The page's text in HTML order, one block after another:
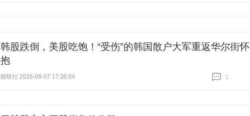
韩股跌倒，美股吃饱！“受伤”的韩国散户大军重返华尔街怀
抱
财联社 2026-08-07 17:36:04
1